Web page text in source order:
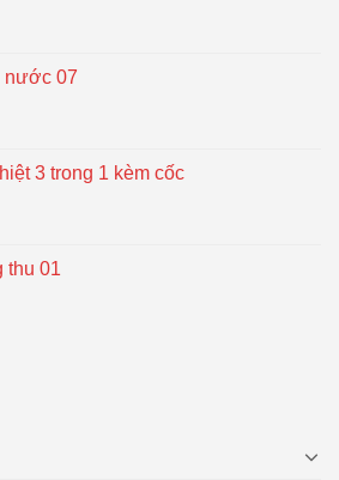
nước 07
3 trong 1 kèm cốc
thu 01